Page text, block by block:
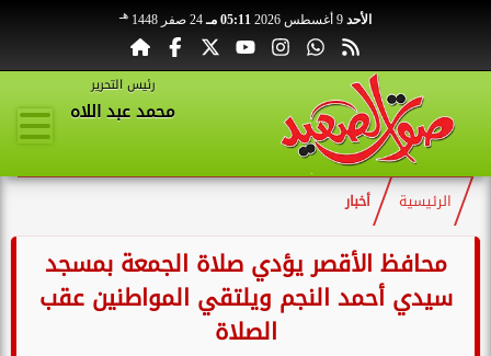
الأحد 05:11 مـ 24 صفر 1448 هـ
رئيس التحرير
محمد عبد اللاه
الرئيسية أخبار
محافظ الأقصر يؤدي صلاة الجمعة بمسجد
سيدي أحمد النجم ويلتقي المواطنين عقب
الصلاة